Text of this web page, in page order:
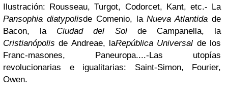
Ilustración: Rousseau, Turgot, Codorcet, Kant, etc.- La
Pansophia diatypolisde Comenio, laNueva Atlantida de
Bacon, la Ciudad del Sol de Campanella, la
Cristianópolis de Andreae, laRepública Universal de los
Franc-masones, Paneuropa....-Las utopías
revolucionarias e igualitarias: Saint-Simon, Fourier,
Owen.